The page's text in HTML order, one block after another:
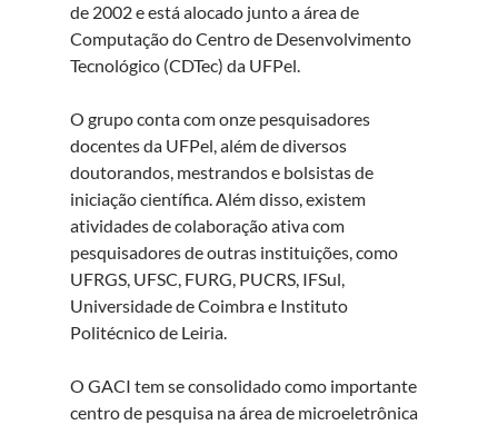
de 2002 e está alocado junto a área de
Computação do Centro de Desenvolvimento
Tecnológico (CDTec) da UFPel.
O grupo conta com onze pesquisadores
docentes da UFPel, além de diversos
doutorandos, mestrandos e bolsistas de
iniciação científica. Além disso, existem
atividades de colaboração ativa com
pesquisadores de outras instituições, como
UFRGS, UFSC, FURG, PUCRS, IFSul,
Universidade de Coimbra e Instituto
Politécnico de Leiria.
O GACI tem se consolidado como importante
centro de pesquisa na área de microeletrônica